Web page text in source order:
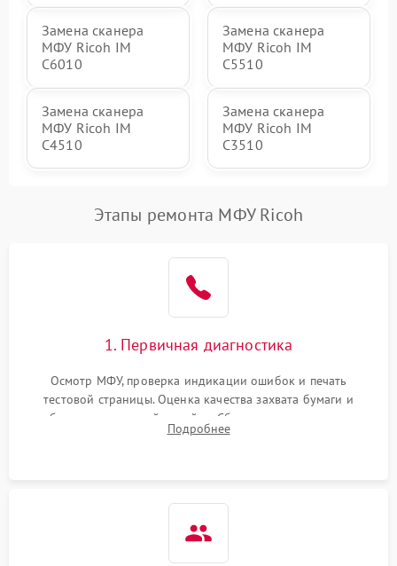
Замена сканера
МФУ Ricoh IM
C6010
Замена сканера
МФУ Ricoh IM
C5510
Замена сканера
МФУ Ricoh IM
C4510
Замена сканера
МФУ Ricoh IM
C3510
Этапы ремонта МФУ Ricoh
1. Первичная диагностика
Осмотр МФУ, проверка индикации ошибок и печать
тестовой страницы. Оценка качества захвата бумаги и
работы сканирующей линейки. Сбор данных о замятиях,
дефектах изображения или посторонних шумах при работе.
Подробнее